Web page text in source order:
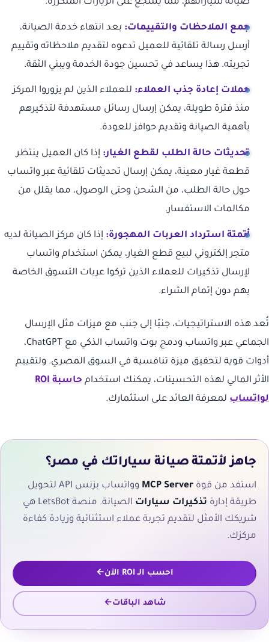
جمع الملاحظات والتقييمات: بعد انتهاء خدمة الصيانة،
أرسل رسالة تلقائية للعميل تدعوه لتقديم ملاحظاته وتقييم
تجربته. هذا يساعد في تحسين جودة الخدمة ويبني الثقة.
حملات إعادة جذب العملاء: للعملاء الذين لم يزوروا المركز
منذ فترة طويلة، يمكن إرسال رسائل مستهدفة لتذكيرهم
بأهمية الصيانة وتقديم حوافز للعودة.
تحديثات حالة الطلب لقطع الغيار: إذا كان العميل ينتظر
قطعة غيار معينة، يمكن إرسال تحديثات تلقائية عبر واتساب
حول حالة الطلب، من الشحن وحتى الوصول، مما يقلل من
مكالمات الاستفسار.
أتمتة استرداد العربات المهجورة: إذا كان مركز الصيانة لديه
متجر إلكتروني لبيع قطع الغيار، يمكن استخدام واتساب
لإرسال تذكيرات للعملاء الذين تركوا عربات التسوق الخاصة
بهم دون إتمام الشراء.
تُعد هذه الاستراتيجيات، جنبًا إلى جنب مع ميزات مثل الإرسال
الجماعي عبر واتساب ودمج بوت واتساب الذكي مع ChatGPT،
أدوات قوية لتحقيق ميزة تنافسية في السوق المصري. ولتقييم
الأثر المالي لهذه التحسينات، يمكنك استخدام
حاسبة ROI
لواتساب لمعرفة العائد على استثمارك.
جاهز لأتمتة صيانة سياراتك في مصر؟
استفد من قوة MCP Server
وواتساب بزنس API لتحويل
طريقة إدارة تذكيرات سيارات
الصيانة. منصة LetsBot هي
شريكك الأمثل لتقديم تجربة عملاء استثنائية وزيادة كفاءة
مركزك.
احسب الـ ROI الآن
شاهد الباقات